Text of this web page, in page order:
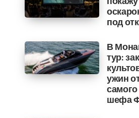
под
В
тур:
ужин
шефа